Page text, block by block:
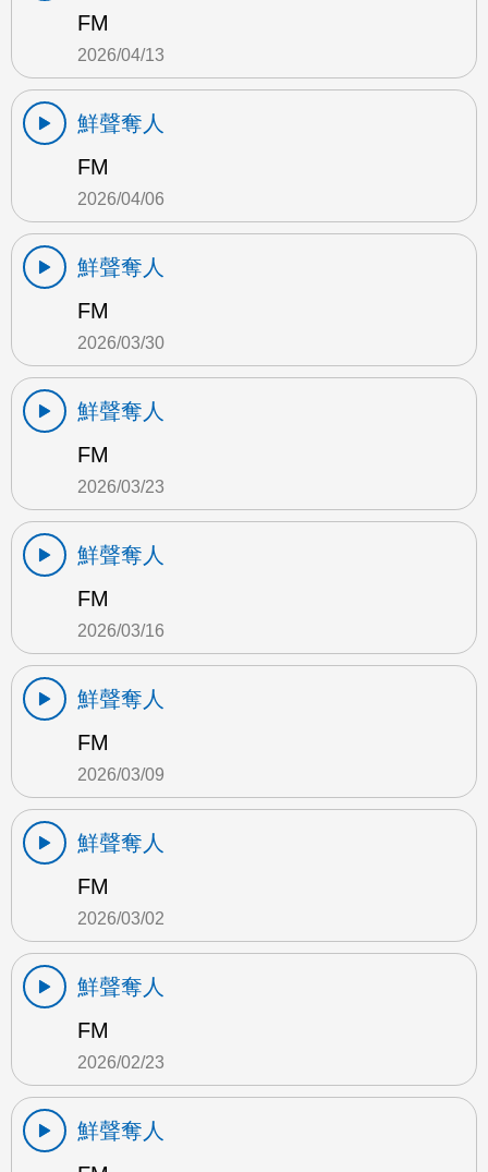
FM
2026/04/13
鮮聲奪人
FM
2026/04/06
鮮聲奪人
FM
2026/03/30
鮮聲奪人
FM
2026/03/23
鮮聲奪人
FM
2026/03/16
鮮聲奪人
FM
2026/03/09
鮮聲奪人
FM
2026/03/02
鮮聲奪人
FM
2026/02/23
鮮聲奪人